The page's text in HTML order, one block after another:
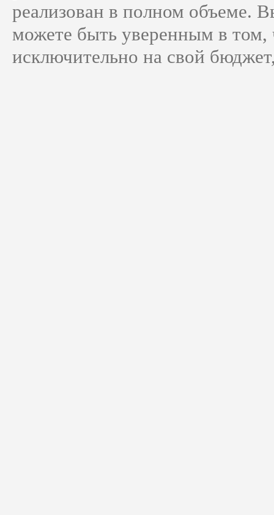
реализован в полном объеме.
можете быть уверенным в том,
исключительно на свой